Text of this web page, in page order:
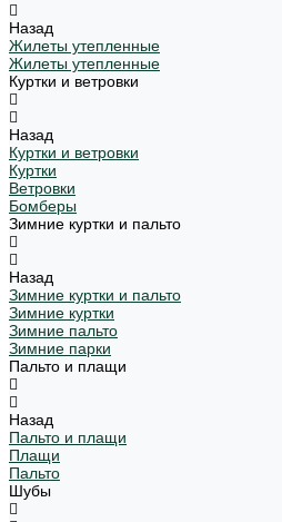
Назад
Жилеты утепленные
Жилеты утепленные
Куртки и ветровки
Назад
Куртки и ветровки
Куртки
Ветровки
Бомберы
Зимние куртки и пальто
Назад
Зимние куртки и пальто
Зимние куртки
Зимние пальто
Зимние парки
Пальто и плащи
Назад
Пальто и плащи
Плащи
Пальто
Шубы